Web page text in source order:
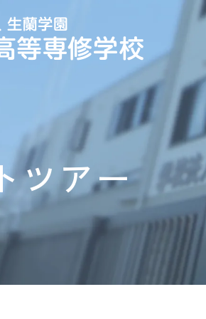
ツアー